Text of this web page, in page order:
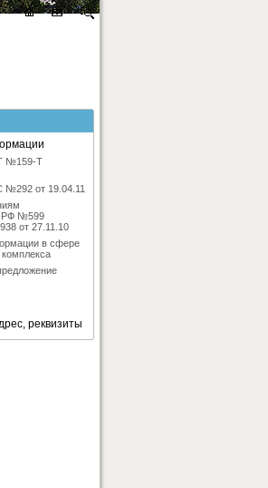
№159-Т
№292 от 19.04.11
РФ №599
от 27.11.10
в сфере
реквизиты